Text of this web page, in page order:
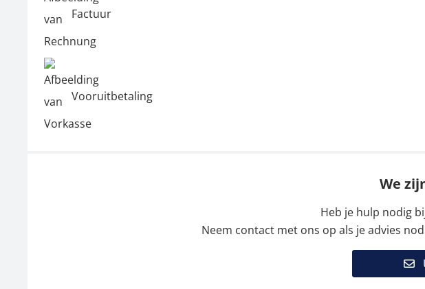
Factuur
Vooruitbetaling
We
Heb je hulp nodig
Neem contact met ons op als je advies